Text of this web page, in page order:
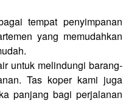
tempat penyimpanan
yang memudahkan
untuk melindungi barang-
Tas koper kami juga
panjang bagi perjalanan